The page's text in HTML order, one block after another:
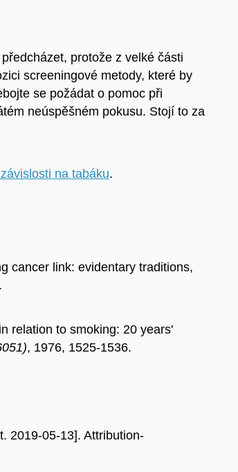
protože z velké části
screeningové metody, které by
se požádat o pomoc při
neúspěšném pokusu. Stojí to za
na tabáku.
cancer link: evidentary traditions,
relation to smoking: 20 years'
, 1976, 1525-1536.
2019-05-13]. Attribution-